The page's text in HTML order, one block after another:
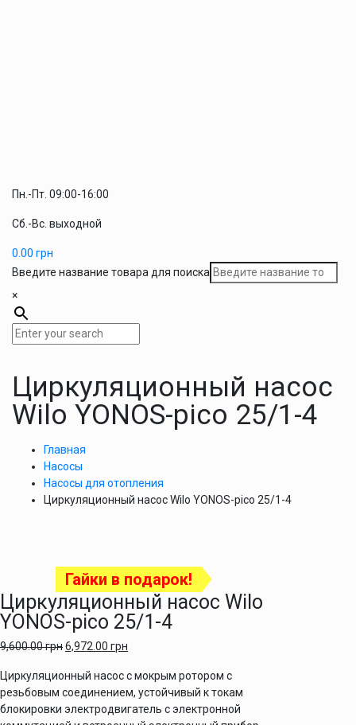
Пн.-Пт. 09:00-16:00
Сб.-Вс. выходной
0.00 грн
Введите название товара для поиска
×
Циркуляционный насос
Wilo YONOS-pico 25/1-4
Главная
Насосы
Насосы для отопления
Циркуляционный насос Wilo YONOS-pico 25/1-4
Гайки в подарок!
Циркуляционный насос Wilo
YONOS-pico 25/1-4
9,600.00грн6,972.00 грн
Циркуляционный насос с мокрым ротором с
резьбовым соединением, устойчивый к токам
блокировки электродвигатель с электронной